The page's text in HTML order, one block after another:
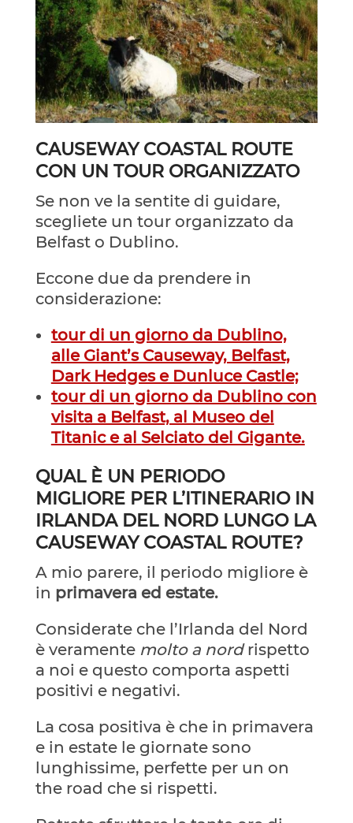
CAUSEWAY COASTAL ROUTE
CON UN TOUR ORGANIZZATO
Se non ve la sentite di guidare,
scegliete un tour organizzato da
Belfast o Dublino.
Eccone due da prendere in
considerazione:
tour di un giorno da Dublino,
alle Giant’s Causeway, Belfast,
Dark Hedges e Dunluce Castle;
tour di un giorno da Dublino con
visita a Belfast, al Museo del
Titanic e al Selciato del Gigante.
QUAL È UN PERIODO
MIGLIORE PER L’ITINERARIO IN
IRLANDA DEL NORD LUNGO LA
CAUSEWAY COASTAL ROUTE?
A mio parere, il periodo migliore è
in primavera ed estate.
Considerate che l’Irlanda del Nord
è veramente molto a nordrispetto
a noi e questo comporta aspetti
positivi e negativi.
La cosa positiva è che in primavera
e in estate le giornate sono
lunghissime, perfette per un on
the road che si rispetti.